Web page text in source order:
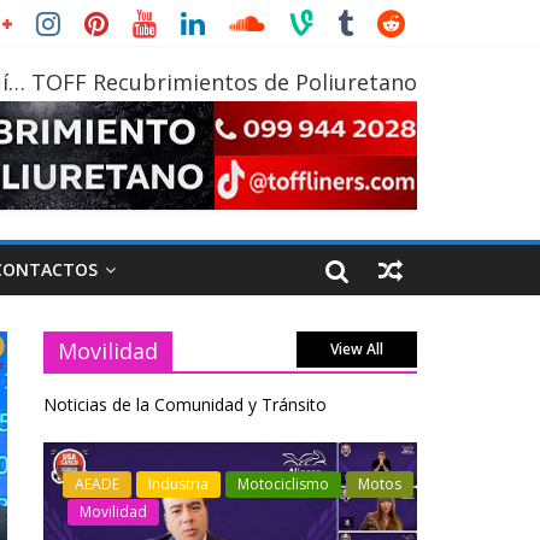
TOFF Recubrimientos de Poliuretano
Movilidad View All
Noticias de la Comunidad y Tránsito
Industria Movilidad
Transporte
Varios